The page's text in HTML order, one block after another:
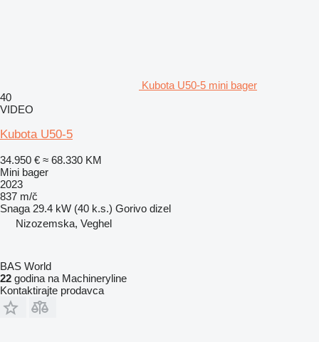
Kubota U50-5 mini bager
40
VIDEO
Kubota U50-5
34.950 € ≈ 68.330 KM
Mini bager
2023
837 m/č
Snaga 29.4 kW (40 k.s.) Gorivo dizel
Nizozemska, Veghel
BAS World
22 godina na Machineryline
Kontaktirajte prodavca